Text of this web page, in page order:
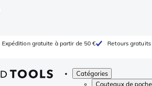
Expédition gratuite à partir de 50 € Retours
Catégories
Couteaux de poche